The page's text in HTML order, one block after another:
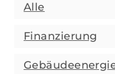
Alle
Finanzierung